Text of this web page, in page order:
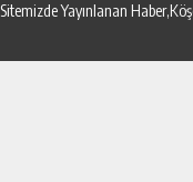
Sitemizde Yayınlanan